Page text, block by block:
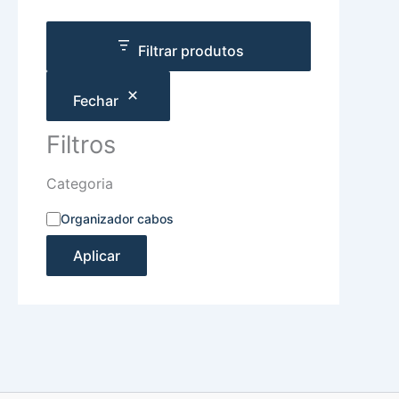
Filtrar produtos
Fechar
Filtros
Categoria
Organizador cabos
Aplicar